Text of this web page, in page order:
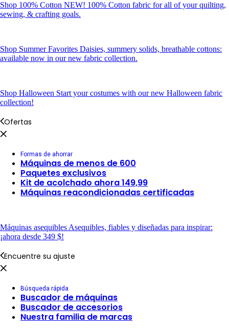
Shop 100% Cotton NEW! 100% Cotton fabric for all of your quilting,
sewing, & crafting goals.
Shop Summer Favorites Daisies, summery solids, breathable cottons:
available now in our new fabric collection.
Shop Halloween Start your costumes with our new Halloween fabric
collection!
Ofertas
Formas de ahorrar
Máquinas de menos de 600
Paquetes exclusivos
Kit de acolchado ahora 149,99
Máquinas reacondicionadas certificadas
Máquinas asequibles Asequibles, fiables y diseñadas para inspirar:
¡ahora desde 349 $!
Encuentre su ajuste
Búsqueda rápida
Buscador de máquinas
Buscador de accesorios
Nuestra familia de marcas